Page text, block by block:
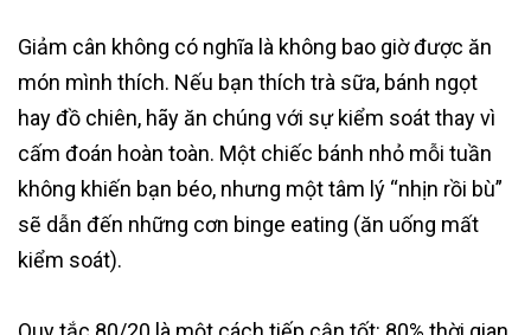
Giảm cân không có nghĩa là không bao giờ được ăn
món mình thích. Nếu bạn thích trà sữa, bánh ngọt
hay đồ chiên, hãy ăn chúng với sự kiểm soát thay vì
cấm đoán hoàn toàn. Một chiếc bánh nhỏ mỗi tuần
không khiến bạn béo, nhưng một tâm lý “nhịn rồi bù”
sẽ dẫn đến những cơn binge eating (ăn uống mất
kiểm soát).